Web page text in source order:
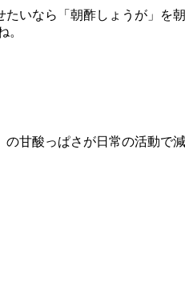
いなら「朝酢しょうが」を
。
甘酸っぱさが日常の活動で